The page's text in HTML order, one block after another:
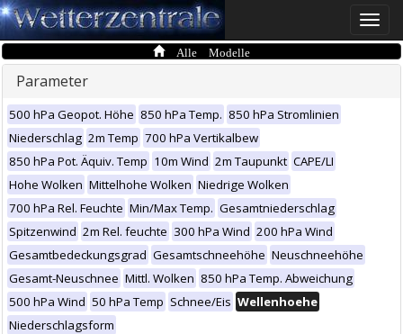
Toggle
Alle Modelle
Parameter
500 hPa Geopot. Höhe 850 hPa Temp. 850 hPa Stromlinien
Niederschlag 2m Temp 700 hPa Vertikalbew
850 hPa Pot. Äquiv. Temp 10m Wind 2m Taupunkt CAPE/LI
Hohe Wolken Mittelhohe Wolken Niedrige Wolken
700 hPa Rel. Feuchte Min/Max Temp. Gesamtniederschlag
Spitzenwind 2m Rel. feuchte 300 hPa Wind 200 hPa Wind
Gesamtbedeckungsgrad Gesamtschneehöhe Neuschneehöhe
Gesamt-Neuschnee Mittl. Wolken 850 hPa Temp. Abweichung
500 hPa Wind 50 hPa Temp Schnee/Eis Wellenhoehe
Niederschlagsform